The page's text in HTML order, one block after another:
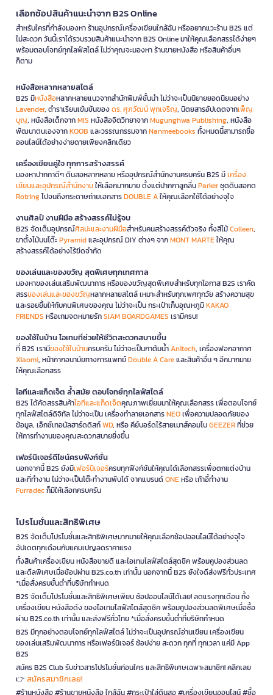
เลือกช้อปสินค้าแนะนำจาก B2S Online
สำหรับใครที่กำลังมองหา ร้านอุปกรณ์เครื่องเขียนใกล้ฉัน หรืออยากแวะร้าน B2S แต่
ไม่สะดวก วันนี้เราได้รวบรวมสินค้าแนะนำจาก B2S Online มาให้คุณเลือกสรรได้ง่ายๆ
พร้อมตอบโจทย์ทุกไลฟ์สไตล์ ไม่ว่าคุณจะมองหา ร้านขายหนังสือ หรือสินค้าอื่นๆ
ก็ตาม
หนังสือหลากหลายสไตล์
B2S มีหนังสือหลากหลายแนวจากสำนักพิมพ์ชั้นนำ ไม่ว่าจะเป็นนิยายยอดนิยมอย่าง
Lavender, ตำราเรียนเข้มข้นของดร. ศุภวัฒน์ พุกเจริญ, นิตยสารอัปเดตจากเพ็ญ
บุญ, หนังสือเด็กจากMIS หนังสือจิตวิทยาจากMugunghwa Publishing, หนังสือ
พัฒนาตนเองจากKOOB และวรรณกรรมจากNanmeebooks ทั้งหมดนี้สามารถซื้อ
ออนไลน์ได้อย่างง่ายดายเพียงคลิกเดียว
เครื่องเขียนคู่ใจ ทุกการสร้างสรรค์
มองหาปากกาดีๆ ดินสอหลากหลาย หรืออุปกรณ์สำนักงานครบครัน B2S มีเครื่อง
เขียนและอุปกรณ์สำนักงานให้เลือกมากมาย ตั้งแต่ปากกาลูกลื่นParkerชุดดินสอกด
Rotringไปจนถึงกระดาษถ่ายเอกสารDOUBLE Aให้คุณเลือกใช้ได้อย่างจุใจ
งานศิลป์ งานฝีมือ สร้างสรรค์ไม่รู้จบ
B2S จัดเต็มอุปกรณ์ศิลปะและงานฝีมือสำหรับคนสร้างสรรค์ตัวจริง ทั้งสีไม้Colleen,
ขาตั้งไม้บนโต๊ะPyramidและอุปกรณ์ DIY ต่างๆ จากMONT MARTEให้คุณ
สร้างสรรค์ได้อย่างไร้ขีดจำกัด
ของเล่นและของขวัญ สุดพิเศษทุกเทศกาล
มองหาของเล่นเสริมพัฒนาการ หรือของขวัญสุดพิเศษสำหรับทุกโอกาส B2S เราคัด
สรรของเล่นและของขวัญหลากหลายสไตล์ เหมาะสำหรับทุกเพศทุกวัย สร้างความสุข
และรอยยิ้มให้กับคนพิเศษของคุณ ไม่ว่าจะเป็น กระเป๋าเก็บอุณหภูมิKAKAO
FRIENDS หรือเกมจดหมายรักSIAM BOARDGAMES เรามีครบ!
ของใช้ในบ้าน ไอเทมที่ช่วยให้ชีวิตสะดวกสบายขึ้น
ที่ B2S เรามีของใช้ในบ้านครบครัน ไม่ว่าจะเป็นกาต้มน้ำAnitech, เครื่องฟอกอากาศ
Xiaomi, หน้ากากอนามัยทางการแพทย์Double A Careและสินค้าอื่น ๆ อีกมากมาย
ให้คุณเลือกสรร
ไอทีและแก็ดเจ็ต ล้ำสมัย ตอบโจทย์ทุกไลฟ์สไตล์
B2S ได้คัดสรรสินค้าไอทีและแก็ดเจ็ตคุณภาพเยี่ยมมาให้คุณเลือกสรร เพื่อตอบโจทย์
ทุกไลฟ์สไตล์ดิจิทัล ไม่ว่าจะเป็น เครื่องทำลายเอกสารNEOเพื่อความปลอดภัยของ
ข้อมูล, เอ็กซ์เทอนัลฮาร์ดดิสก์WD, หรือ คีย์บอร์ดไร้สายเมาส์คอมโบGEEZERที่ช่วย
ให้การทำงานของคุณสะดวกสบายยิ่งขึ้น
เฟอร์นิเจอร์ดีไซน์ครบฟังก์ชั่น
นอกจากนี้ B2S ยังมีเฟอร์นิเจอร์ครบทุกฟังก์ชันให้คุณได้เลือกสรรเพื่อตกแต่งบ้าน
และที่ทำงาน ไม่ว่าจะเป็นโต๊ะทำงานพับได้ จากแบรนด์ONEหรือ เก้าอี้ทำงาน
Furradecก็มีให้เลือกครบครัน
โปรโมชั่นและสิทธิพิเศษ
B2S จัดเต็มโปรโมชั่นและสิทธิพิเศษมากมายให้คุณเลือกช้อปออนไลน์ได้อย่างจุใจ
อัปเดตทุกเดือนกับแคมเปญลดราคาแรง
ทั้งสินค้าเครื่องเขียน หนังสือขายดี และไอเทมไลฟ์สไตล์สุดชิค พร้อมคูปองส่วนลด
และดีลพิเศษเมื่อช้อปผ่าน B2S.co.th เท่านั้น นอกจากนี้ B2S ยังใจดีส่งฟรีทั่วประเทศ
*เมื่อสั่งครบขั้นต่ำที่บริษัทกำหนด
B2S จัดเต็มโปรโมชั่นและสิทธิพิเศษเพียบ ช้อปออนไลน์ได้เลย! ลดแรงทุกเดือน ทั้ง
เครื่องเขียน หนังสือดัง ของไอเทมไลฟ์สไตล์สุดชิค พร้อมคูปองส่วนลดพิเศษเมื่อซื้อ
ผ่าน B2S.co.th เท่านั้น และส่งฟรีทั่วไทย *เมื่อสั่งครบขั้นต่ำที่บริษัทกำหนด
B2S มีทุกอย่างตอบโจทย์ทุกไลฟ์สไตล์ ไม่ว่าจะเป็นอุปกรณ์อ่านเขียน เครื่องเขียน
ของเล่นเสริมพัฒนาการ หรือเฟอร์นิเจอร์ ช้อปง่าย สะดวก ทุกที่ ทุกเวลา แค่มี App
B2S
สมัคร B2S Club รับข่าวสารโปรโมชั่นก่อนใคร และสิทธิพิเศษเฉพาะสมาชิก! คลิกเลย
👉 สมัครสมาชิกเลย!
#ร้านหนังสือ #ร้านขายหนังสือ ใกล้ฉัน #กระเป๋าใส่ดินสอ #เครื่องเขียนออนไลน์ #ซื้อ